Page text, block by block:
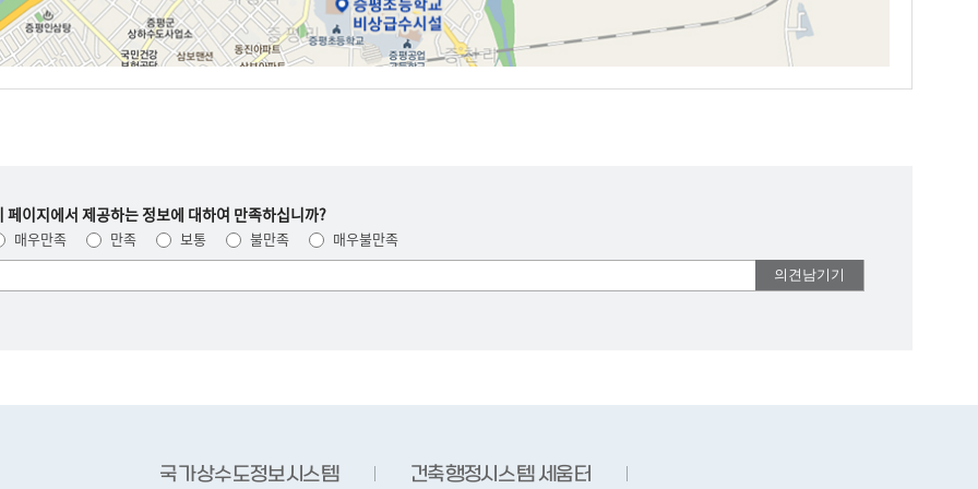
페이지에서 제공하는 정보에 대하여 만족하십니까?
매우만족 만족 보통 불만족
매우불만족
의견을
국가상수도정보시스템 건축행정시스템 세움터